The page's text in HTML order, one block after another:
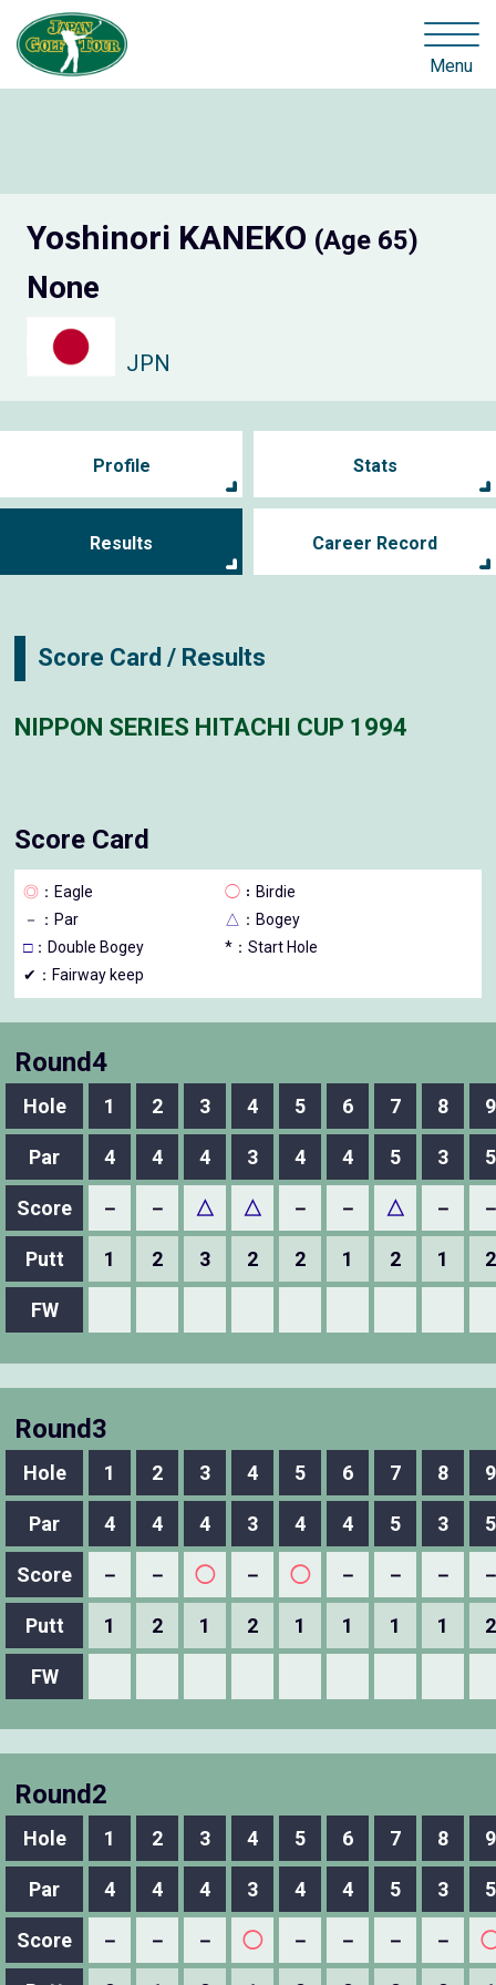
Menu
Yoshinori KANEKO (Age 65)
None
JPN
Profile Stats
Results Career Record
Score Card / Results
NIPPON SERIES HITACHI CUP 1994
Score Card
◎ ：Eagle ◯ ：Birdie
－
：Par △ ：Bogey
□：Double Bogey
*：Start Hole
✔：Fairway keep
Round4
Hole 1 2 3 4 5 6 7 8 9
Par 4 4 4 3 4 4 5 3 5
Score － － △ △ － － △ －
Putt 1 2 3 2 2 1 2 1 2
FW
Round3
Hole 1 2 3 4 5 6 7 8 9
Par 4 4 4 3 4 4 5 3 5
Score － － ◯ － ◯ － － －
Putt 1 2 1 2 1 1 1 1 2
FW
Round2
Hole 1 2 3 4 5 6 7 8 9
Par 4 4 4 3 4 4 5 3 5
Score － － － ◯ － － － －